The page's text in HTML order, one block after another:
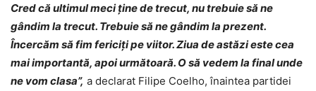
Cred că ultimul meci ține de trecut, nu trebuie să ne
gândim la trecut. Trebuie să ne gândim la prezent.
Încercăm să fim fericiți pe viitor. Ziua de astăzi este cea
mai importantă, apoi următoară. O să vedem la final unde
ne vom clasa”, a declarat Filipe Coelho, înaintea partidei